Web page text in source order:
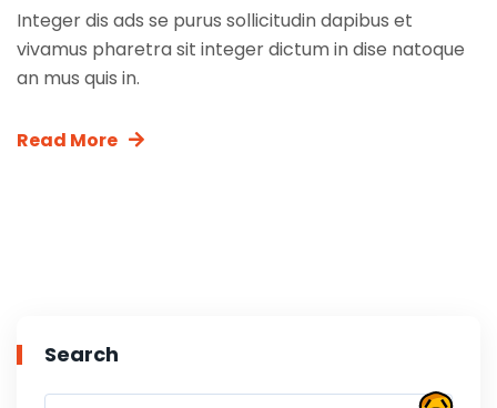
Integer dis ads se purus sollicitudin dapibus et
vivamus pharetra sit integer dictum in dise natoque
an mus quis in.
Read More
Search